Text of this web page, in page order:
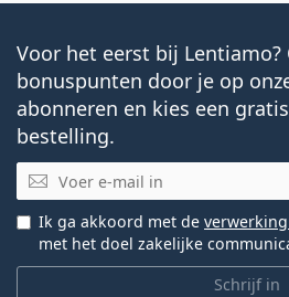
Voor het eerst bij Lentiamo?
bonuspunten door je op
abonneren en kies een
bestelling.
E-mail
Schrijf in
Ik ga akkoord met de
met het doel zakelijke